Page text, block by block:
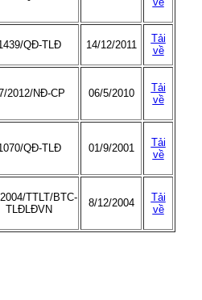
QĐ-TLĐ 14/12/2011
Tải
về
2012/NĐ-CP 06/5/2010
Tải
về
QĐ-TLĐ 01/9/2001
Tải
về
TTLT/BTC-
TLĐLĐVN
8/12/2004
Tải
về